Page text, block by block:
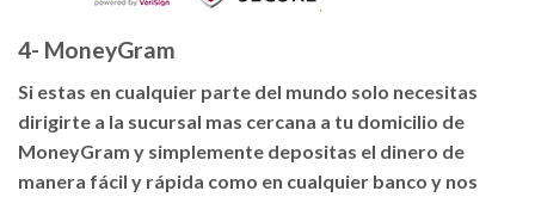
4- MoneyGram
Si estas en cualquier parte del mundo solo necesitas
dirigirte a la sucursal mas cercana a tu domicilio de
MoneyGram y simplemente depositas el dinero de
manera fácil y rápida como en cualquier banco y nos